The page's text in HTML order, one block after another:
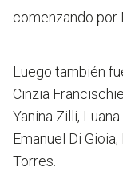
comenzando por
Luego también
Cinzia
Yanina Zilli,
Emanuel Di
Torres.